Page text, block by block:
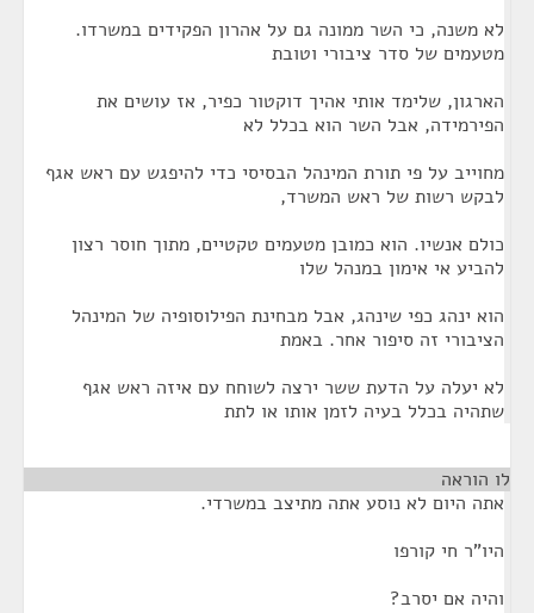
לא משנה, כי השר ממונה גם על אהרון הפקידים במשרדו.
מטעמים של סדר ציבורי וטובת
הארגון, שלימד אותי אהיך דוקטור כפיר, אז עושים את
הפירמידה, אבל השר הוא בכלל לא
מחוייב על פי תורת המינהל הבסיסי כדי להיפגש עם ראש אגף
לבקש רשות של ראש המשרד,
כולם אנשיו. הוא כמובן מטעמים טקטיים, מתוך חוסר רצון
להביע אי אימון במנהל שלו
הוא ינהג כפי שינהג, אבל מבחינת הפילוסופיה של המינהל
הציבורי זה סיפור אחר. באמת
לא יעלה על הדעת ששר ירצה לשוחח עם איזה ראש אגף
שתהיה בכלל בעיה לזמן אותו או לתת
לו הוראה
אתה היום לא נוסע אתה מתיצב במשרדי.
היו"ר חי קורפו
והיה אם יסרב?